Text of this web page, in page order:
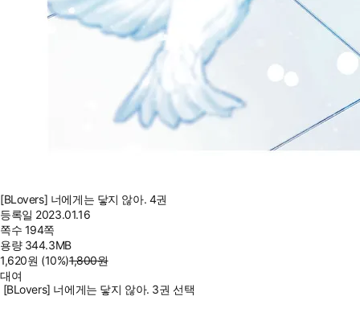
[BLovers] 너에게는 닿지 않아. 4권
등록일 2023.01.16
쪽수 194쪽
용량 344.3MB
1,620원 (10%)1,800원
대여
[BLovers] 너에게는 닿지 않아. 3권 선택